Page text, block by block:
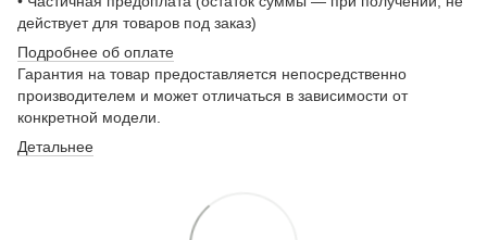
действует для товаров под заказ)
Подробнее об оплате
Гарантия на товар предоставляется непосредственно
производителем и может отличаться в зависимости от
конкретной модели.
Детальнее